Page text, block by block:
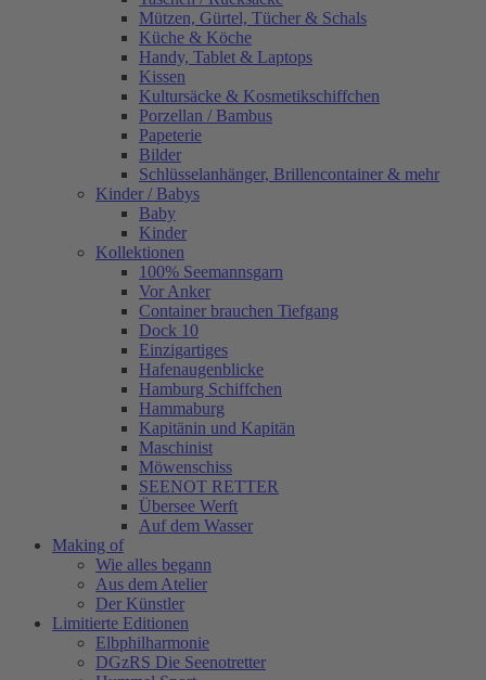
Mützen, Gürtel, Tücher & Schals
Küche & Köche
Handy, Tablet & Laptops
Kissen
Kultursäcke & Kosmetikschiffchen
Porzellan / Bambus
Papeterie
Bilder
Schlüsselanhänger, Brillencontainer & mehr
Kinder / Babys
Baby
Kinder
Kollektionen
100% Seemannsgarn
Vor Anker
Container brauchen Tiefgang
Dock 10
Einzigartiges
Hafenaugen­blicke
Hamburg Schiffchen
Hammaburg
Kapitänin und Kapitän
Maschinist
Möwenschiss
SEENOT RETTER
Übersee Werft
Auf dem Wasser
Making of
Wie alles begann
Aus dem Atelier
Der Künstler
Limitierte Editionen
Elbphilharmonie
DGzRS Die Seenotretter